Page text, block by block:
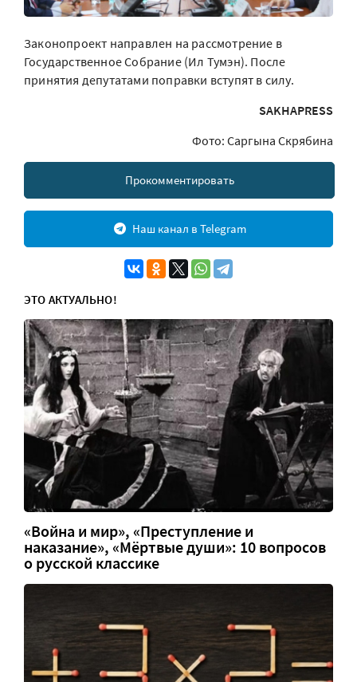
Законопроект направлен на рассмотрение в
Государственное Собрание (Ил Тумэн). После
принятия депутатами поправки вступят в силу.
SAKHAPRESS
Фото: Саргына Скрябина
Прокомментировать
Наш канал в Telegram
ЭТО АКТУАЛЬНО!
«Война и мир», «Преступление и
наказание», «Мёртвые души»: 10 вопросов
о русской классике